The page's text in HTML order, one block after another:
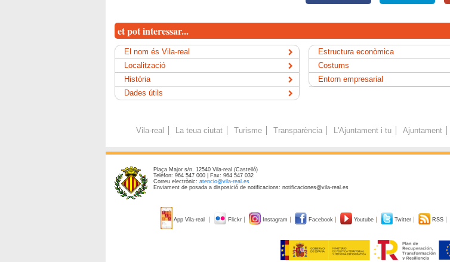
et pot interessar...
El nom és Vila-real
Localització
Història
Dades útils
Estructura econòmica
Costums
Entorn empresarial
Vila-real La teua ciutat Turisme Transparència L'Ajuntament i tu Ajuntament
Plaça Major s/n. 12540 Vila-real (Castelló)
Telèfon: 964 547 000 | Fax: 964 547 032
Correu electrònic: atencio@vila-real.es
Enviament de posada a disposició de notificacions: notificaciones@vila-real.es
App Vila-real Flickr Instagram Facebook Youtube Twitter RSS